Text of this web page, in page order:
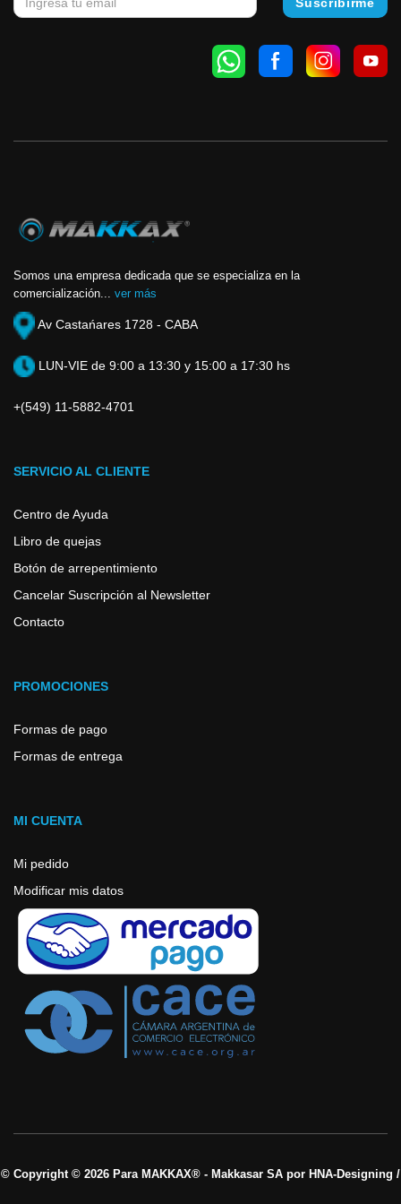
Somos una empresa dedicada que se especializa en la
comercialización... ver más
Av Castańares 1728 - CABA
LUN-VIE de 9:00 a 13:30 y 15:00 a 17:30 hs
+(549) 11-5882-4701
SERVICIO AL CLIENTE
Centro de Ayuda
Libro de quejas
Botón de arrepentimiento
Cancelar Suscripción al Newsletter
Contacto
PROMOCIONES
Formas de pago
Formas de entrega
MI CUENTA
Mi pedido
Modificar mis datos
© Copyright © 2026 Para MAKKAX® - Makkasar SA por HNA-Designing /